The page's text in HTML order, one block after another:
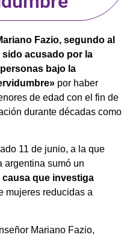
Fazio, segundo al
sido acusado por la
bajo la
por haber
de edad con el fin de
durante décadas como
11 de junio, a la que
argentina sumó un
causa que investiga
mujeres reducidas a
Mariano Fazio,